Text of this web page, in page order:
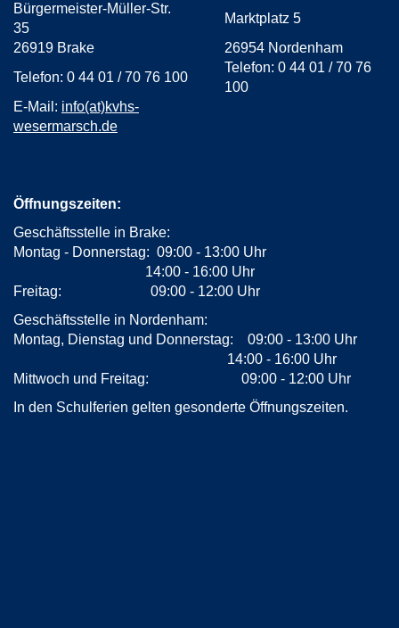
Bürgermeister-Müller-Str.
35
Marktplatz 5
26919 Brake
26954 Nordenham
Telefon: 0 44 01 / 70 76 100
Telefon: 0 44 01 / 70 76
100
E-Mail: info(at)kvhs-
wesermarsch.de
Öffnungszeiten:
Geschäftsstelle in Brake:
Montag - Donnerstag: 09:00 - 13:00 Uhr
14:00 - 16:00 Uhr
Freitag: 09:00 - 12:00 Uhr
Geschäftsstelle in Nordenham:
Montag, Dienstag und Donnerstag: 09:00 - 13:00 Uhr
14:00 - 16:00 Uhr
Mittwoch und Freitag: 09:00 - 12:00 Uhr
In den Schulferien gelten gesonderte Öffnungszeiten.